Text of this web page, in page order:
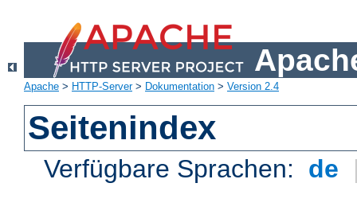
Apache > HTTP-Server> Dokumentation > Version 2.4
Seitenindex
Verfügbare Sprachen: de